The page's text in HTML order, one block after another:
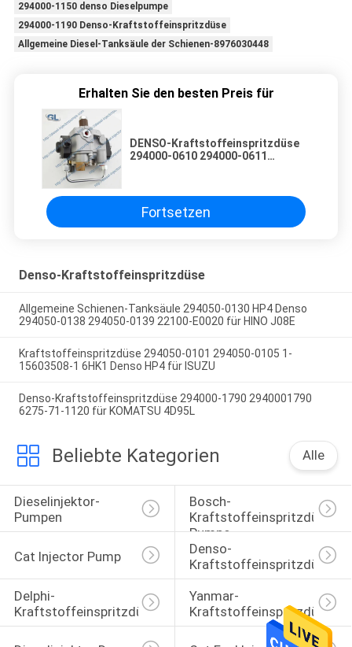
294000-1150 denso Dieselpumpe
294000-1190 Denso-Kraftstoffeinspritzdüse
Allgemeine Diesel-Tanksäule der Schienen-8976030448
Erhalten Sie den besten Preis für
DENSO-Kraftstoffeinspritzdüse
294000-0610 294000-0611
Fortsetzen
Denso-Kraftstoffeinspritzdüse
Allgemeine Schienen-Tanksäule 294050-0130 HP4 Denso
294050-0138 294050-0139 22100-E0020 für HINO J08E
Kraftstoffeinspritzdüse 294050-0101 294050-0105 1-
15603508-1 6HK1 Denso HP4 für ISUZU
Denso-Kraftstoffeinspritzdüse 294000-1790 2940001790
6275-71-1120 für KOMATSU 4D95L
Beliebte Kategorien Alle
Dieselinjektor-
Pumpen
Bosch-
Kraftstoffeinspritzdüse-
Pumpe
Cat Injector Pump
Denso-
Kraftstoffeinspritzdüse
Delphi-
Kraftstoffeinspritzdüse
Yanmar-
Kraftstoffeinspritzdüse